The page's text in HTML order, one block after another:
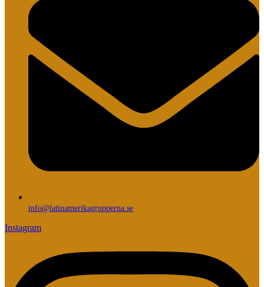
info@latinamerikagrupperna.se
Instagram